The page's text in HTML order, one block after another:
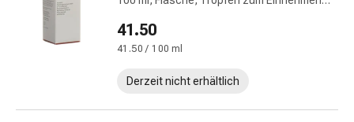
Schönheit
Gesichtspflege
Augenpflege
Pflegemasken
41.50
41.50 / 100 ml
Derzeit nicht erhältlich